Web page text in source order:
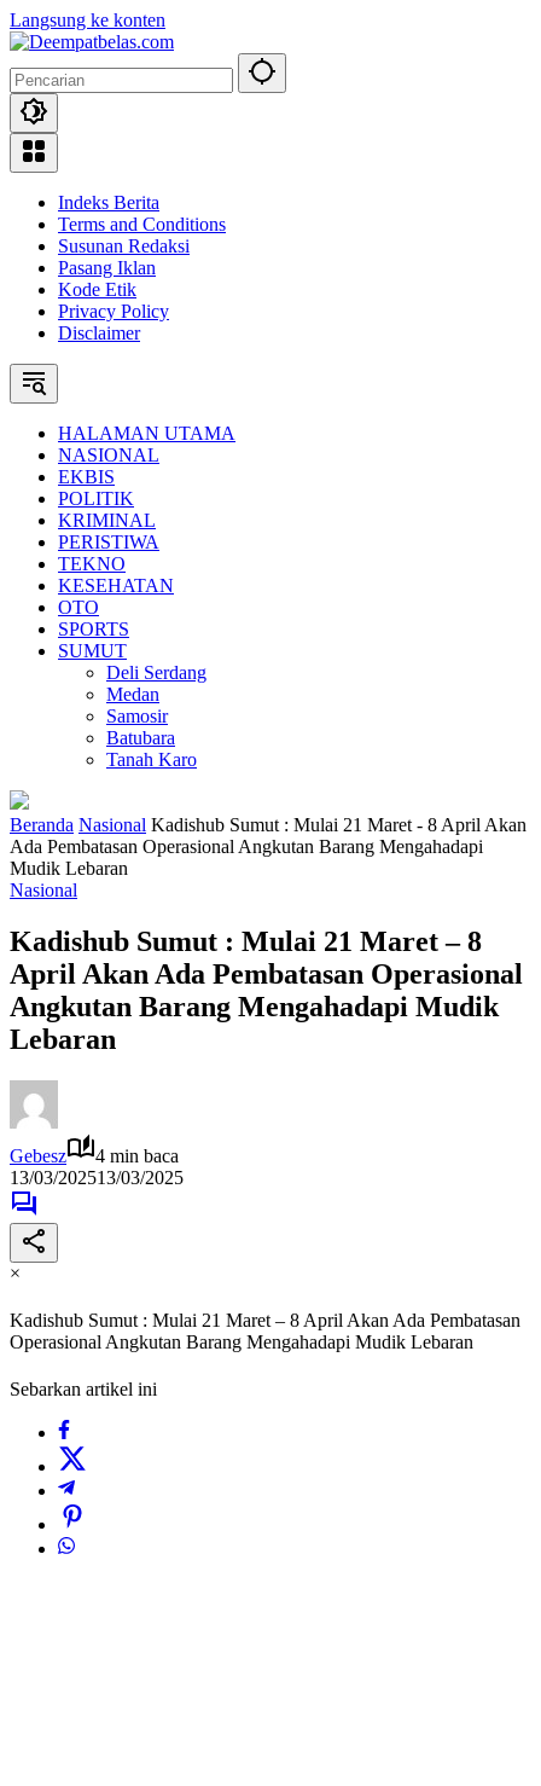
Langsung ke konten
Indeks Berita
Terms and Conditions
Susunan Redaksi
Pasang Iklan
Kode Etik
Privacy Policy
Disclaimer
HALAMAN UTAMA
NASIONAL
EKBIS
POLITIK
KRIMINAL
PERISTIWA
TEKNO
KESEHATAN
OTO
SPORTS
SUMUT
Deli Serdang
Medan
Samosir
Batubara
Tanah Karo
Beranda Nasional Kadishub Sumut : Mulai 21 Maret - 8 April Akan
Ada Pembatasan Operasional Angkutan Barang Mengahadapi
Mudik Lebaran
Nasional
Kadishub Sumut : Mulai 21 Maret – 8
April Akan Ada Pembatasan Operasional
Angkutan Barang Mengahadapi Mudik
Lebaran
Gebesz
4 min baca
13/03/202513/03/2025
×
Kadishub Sumut : Mulai 21 Maret – 8 April Akan Ada Pembatasan
Operasional Angkutan Barang Mengahadapi Mudik Lebaran
Sebarkan artikel ini